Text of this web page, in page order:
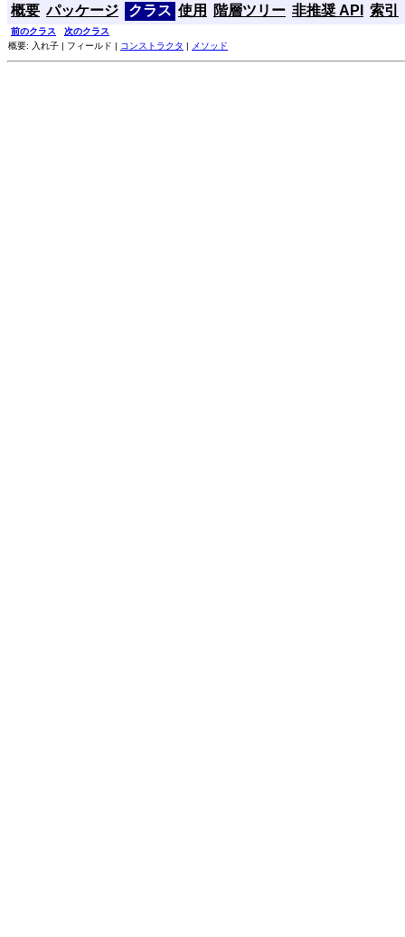
概要 パッケージ クラス 使用 階層ツリー 非推奨 API 索引
前のクラス
次のクラス
概要: 入れ子 | フィールド | コンストラクタ メソッド